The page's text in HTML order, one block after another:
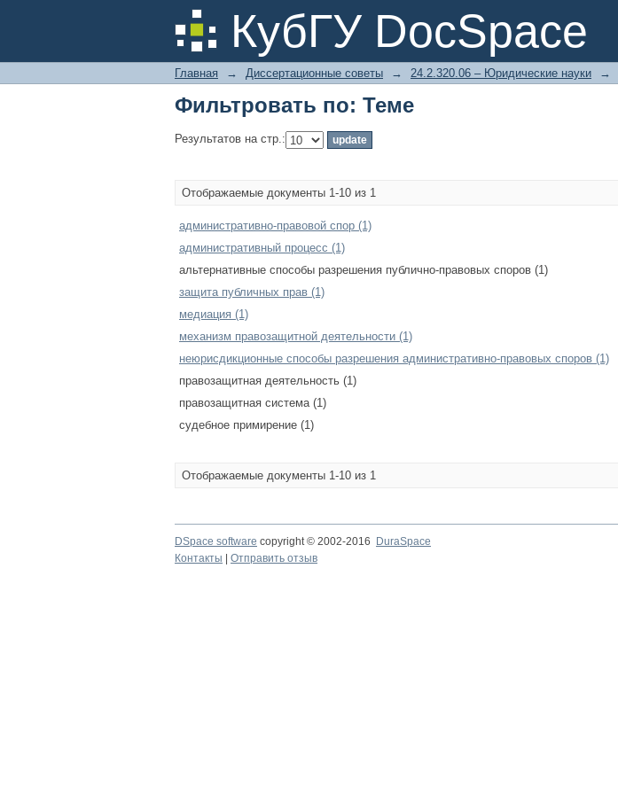
КубГУ DocSpace
Фильтровать по: Теме
Главная → Диссертационные советы → 24.2.320.06 – Юридические науки →
Фильтровать по: Теме
Результатов на стр.:
Отображаемые документы 1-10 из 1
административно-правовой спор (1)
административный процесс (1)
альтернативные способы разрешения публично-правовых споров (1)
защита публичных прав (1)
медиация (1)
механизм правозащитной деятельности (1)
неюрисдикционные способы разрешения административно-правовых споров (1)
правозащитная деятельность (1)
правозащитная система (1)
судебное примирение (1)
Отображаемые документы 1-10 из 1
DSpace software copyright © 2002-2016 DuraSpace
Контакты
Отправить отзыв